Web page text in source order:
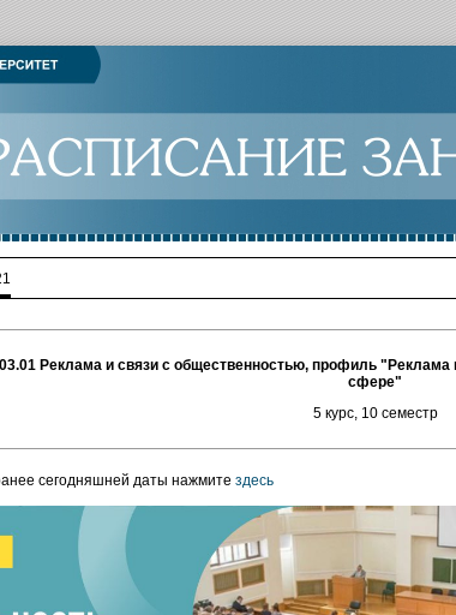
Реклама и связи с общественностью, профиль
сфере"
5 курс, 10 семестр
сегодняшней даты нажмите здесь